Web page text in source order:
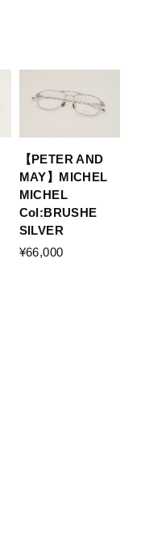
【PETER AND
MAY】MICHEL
MICHEL
Col:BRUSHE
SILVER
¥66,000